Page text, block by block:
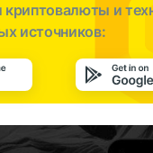
и
источников: